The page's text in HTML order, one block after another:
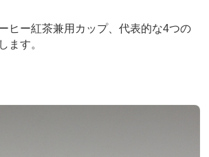
ヒー紅茶兼用カップ、代表的な4つの
ます。